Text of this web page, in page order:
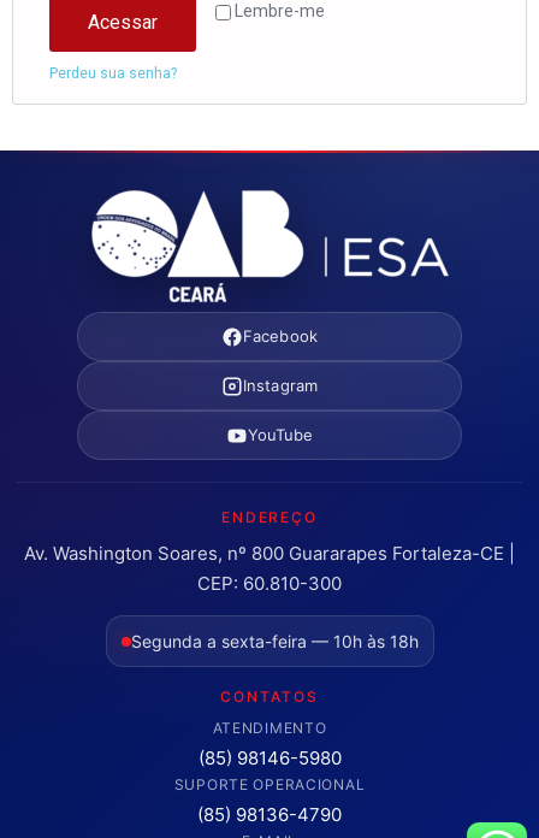
Lembre-me
Acessar
Perdeu sua senha?
Facebook
Instagram
YouTube
ENDEREÇO
Av. Washington Soares, nº 800 Guararapes Fortaleza-CE |
CEP: 60.810-300
Segunda a sexta-feira — 10h às 18h
CONTATOS
ATENDIMENTO
(85) 98146-5980
SUPORTE OPERACIONAL
(85) 98136-4790